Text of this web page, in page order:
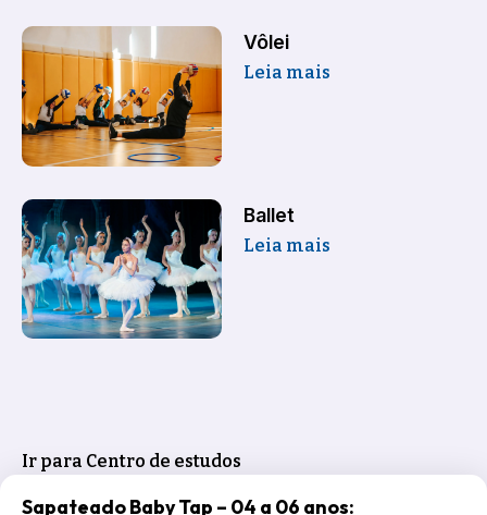
Sapateado Baby Tap – 04 a 06 anos:
Vôlei
Leia mais
Ballet
Leia mais
Ir para Centro de estudos